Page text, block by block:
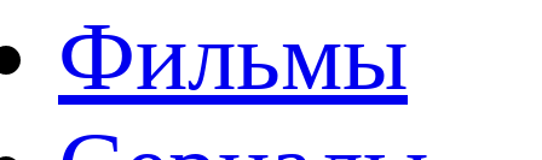
Фильмы